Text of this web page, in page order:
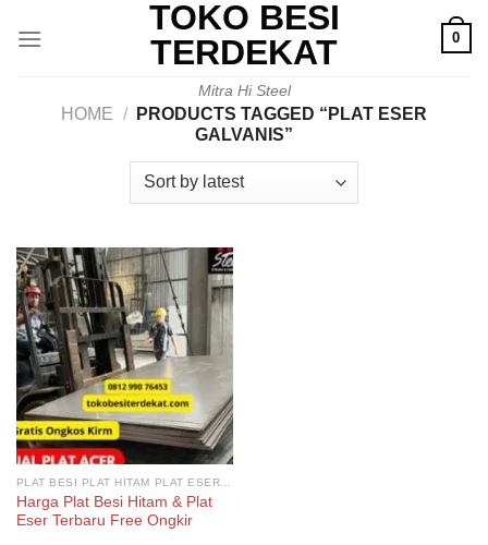
TOKO BESI
TERDEKAT
Mitra Hi Steel
0
HOME /
PRODUCTS TAGGED “PLAT ESER
GALVANIS”
Harga Plat Besi Hitam & Plat
Eser Terbaru Free Ongkir